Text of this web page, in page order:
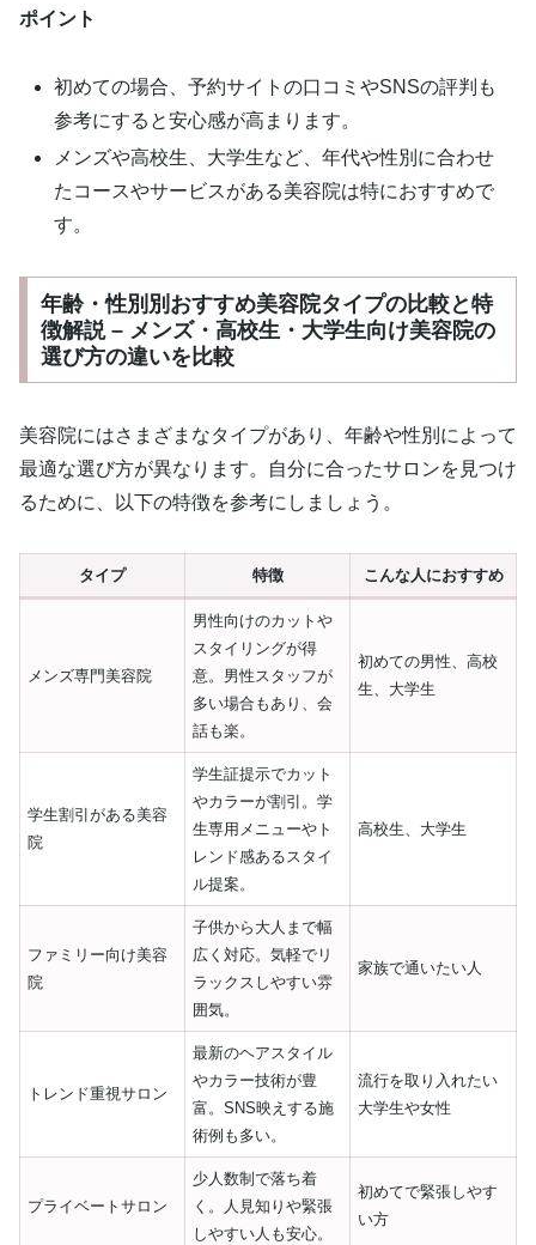
ポイント
初めての場合、予約サイトの口コミやSNSの評判も
参考にすると安心感が高まります。
メンズや高校生、大学生など、年代や性別に合わせ
たコースやサービスがある美容院は特におすすめで
す。
年齢・性別別おすすめ美容院タイプの比較と特
徴解説 – メンズ・高校生・大学生向け美容院の
選び方の違いを比較
美容院にはさまざまなタイプがあり、年齢や性別によって
最適な選び方が異なります。自分に合ったサロンを見つけ
るために、以下の特徴を参考にしましょう。
タイプ 特徴 こんな人におすすめ
メンズ専門美容院
男性向けのカットや
スタイリングが得
意。男性スタッフが
多い場合もあり、会
話も楽。
初めての男性、高校
生、大学生
学生割引がある美容
院
学生証提示でカット
やカラーが割引。学
生専用メニューやト
レンド感あるスタイ
ル提案。
高校生、大学生
ファミリー向け美容
院
子供から大人まで幅
広く対応。気軽でリ
ラックスしやすい雰
囲気。
家族で通いたい人
トレンド重視サロン
最新のヘアスタイル
やカラー技術が豊
富。SNS映えする施
術例も多い。
流行を取り入れたい
大学生や女性
プライベートサロン
少人数制で落ち着
く。人見知りや緊張
しやすい人も安心。
初めてで緊張しやす
い方